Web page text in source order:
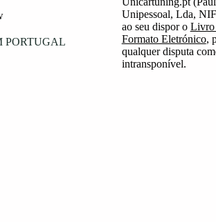
PORTUGAL
Unipessoal, Lda,
ao seu dispor o Livro
Formato Eletrónico,
qualquer disputa
intransponível.